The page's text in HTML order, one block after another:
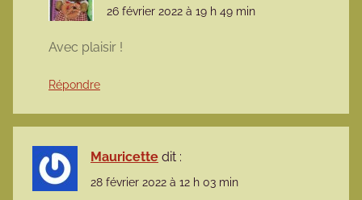
26 février 2022 à 19 h 49 min
Avec plaisir !
Répondre
Mauricette dit :
28 février 2022 à 12 h 03 min